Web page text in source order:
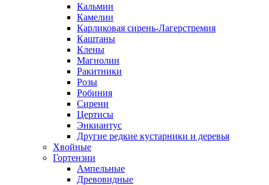
Кальмии
Камелии
Карликовая сирень-Лагерстремия
Каштаны
Клены
Магнолии
Ракитники
Розы
Робиния
Сирени
Цертисы
Энкиантус
Другие редкие кустарники и деревья
Хвойные
Гортензии
Ампельные
Древовидные